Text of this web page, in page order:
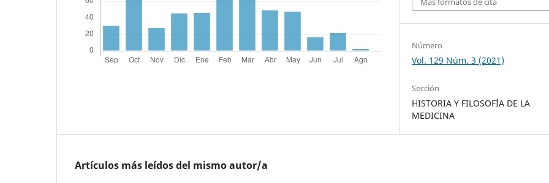
Número
Vol. 129 Núm. 3 (2021)
Sección
HISTORIA Y FILOSOFÍA DE LA
MEDICINA
Artículos más leídos del mismo autor/a